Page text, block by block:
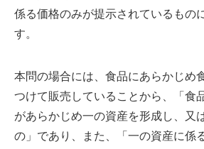
係る価格のみが提示されているもの
す。
本問の場合には、食品にあらかじめ
つけて販売していることから、「食
があらかじめ一の資産を形成し、又
の」であり、また、「一の資産に係